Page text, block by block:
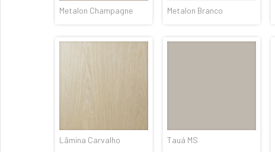
Metalon Champagne Metalon Branco
Lâmina Carvalho Tauá MS